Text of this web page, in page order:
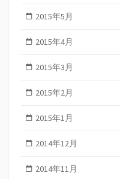
2015年5月
2015年4月
2015年3月
2015年2月
2015年1月
2014年12月
2014年11月